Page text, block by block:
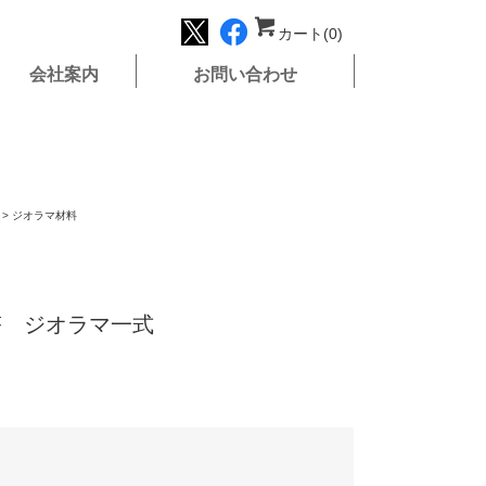
カート(0)
会社案内 お問い合わせ
> ジオラマ材料
ジオラマ一式